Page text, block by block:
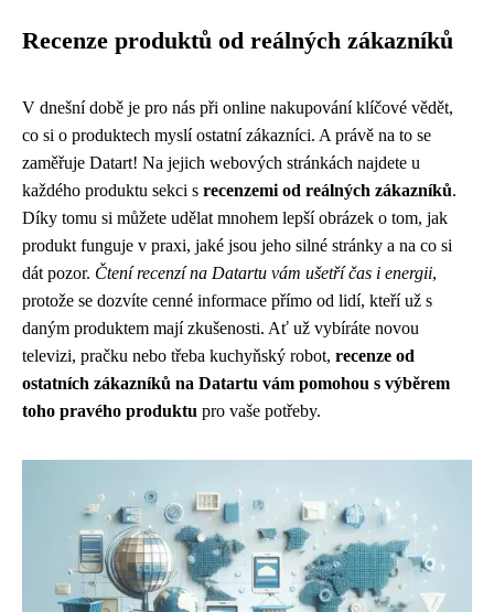
Recenze produktů od reálných zákazníků
V dnešní době je pro nás při online nakupování klíčové vědět,
co si o produktech myslí ostatní zákazníci. A právě na to se
zaměřuje Datart! Na jejich webových stránkách najdete u
každého produktu sekci s recenzemi od reálných zákazníků.
Díky tomu si můžete udělat mnohem lepší obrázek o tom, jak
produkt funguje v praxi, jaké jsou jeho silné stránky a na co si
dát pozor. Čtení recenzí na Datartu vám ušetří čas i energii,
protože se dozvíte cenné informace přímo od lidí, kteří už s
daným produktem mají zkušenosti. Ať už vybíráte novou
televizi, pračku nebo třeba kuchyňský robot, recenze od
ostatních zákazníků na Datartu vám pomohou s výběrem
toho pravého produktu pro vaše potřeby.